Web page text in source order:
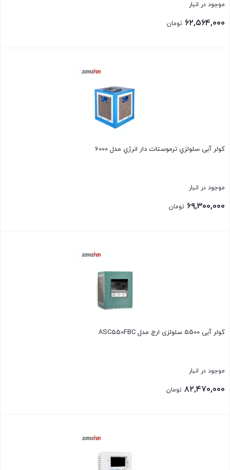
موجود در انبار
۶۲,۵۶۴,۰۰۰ تومان
کولر آبی سلولزي ترموستات دار انرژي مدل 6000
موجود در انبار
۶۹,۳۰۰,۰۰۰ تومان
کولر آبی 5500 سلولزی ارج مدل ASC550FBC
موجود در انبار
۸۲,۴۷۰,۰۰۰ تومان